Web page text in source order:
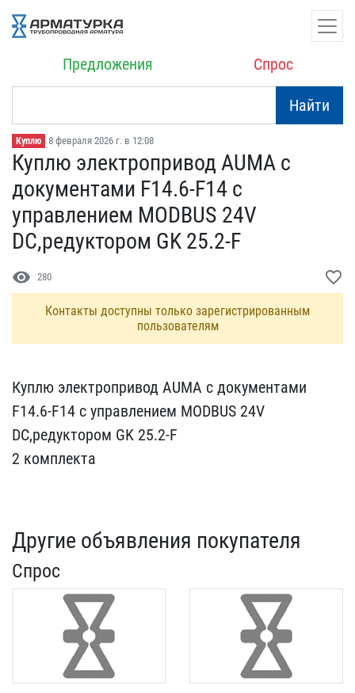
Предложения Спрос
Найти
Куплю 8 февраля 2026 г. в 12:08
Куплю электропривод AUM​A c
документами F14.6-F1​4 с
управлением MODBUS 2​4V
DC,редуктором GK 25.​2-F
visibility 280 favorite_border
Контакты доступны только зарегистрированным
пользователям
Куплю электропривод AUM​A c документами
F14.6-F1​4 с управлением MODBUS 2​4V
DC,редуктором GK 25.​2-F
2 комплекта
Другие объявления покупателя
Спрос